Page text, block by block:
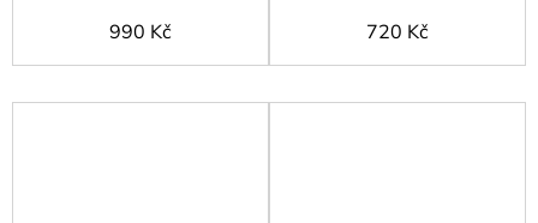
990 Kč 720 Kč